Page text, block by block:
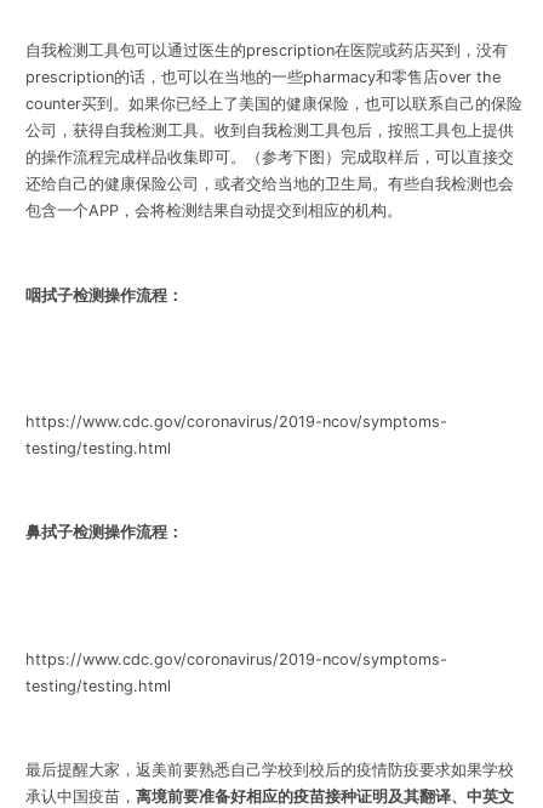
自我检测工具包可以通过医生的prescription在医院或药店买到，没有
prescription的话，也可以在当地的一些pharmacy和零售店over the
counter买到。如果你已经上了美国的健康保险，也可以联系自己的保险
公司，获得自我检测工具。收到自我检测工具包后，按照工具包上提供
的操作流程完成样品收集即可。（参考下图）完成取样后，可以直接交
还给自己的健康保险公司，或者交给当地的卫生局。有些自我检测也会
包含一个APP，会将检测结果自动提交到相应的机构。
咽拭子检测操作流程：
https://www.cdc.gov/coronavirus/2019-ncov/symptoms-
testing/testing.html
鼻拭子检测操作流程：
https://www.cdc.gov/coronavirus/2019-ncov/symptoms-
testing/testing.html
最后提醒大家，返美前要熟悉自己学校到校后的疫情防疫要求如果学校
承认中国疫苗， 离境前要准备好相应的疫苗接种证明及其翻译、中英文